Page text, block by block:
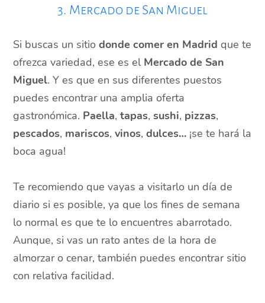
3. Mercado de San Miguel
Si buscas un sitiodonde comer en Madridque te
ofrezca variedad, ese es el Mercado de San
Miguel. Y es que en sus diferentes puestos
puedes encontrar una amplia oferta
gastronómica. Paella,tapas,sushi, pizzas,
pescados, mariscos,vinos,dulces… ¡se te hará la
boca agua!
Te recomiendo que vayas a visitarlo un día de
diario si es posible, ya que los fines de semana
lo normal es que te lo encuentres abarrotado.
Aunque, si vas un rato antes de la hora de
almorzar o cenar, también puedes encontrar sitio
con relativa facilidad.